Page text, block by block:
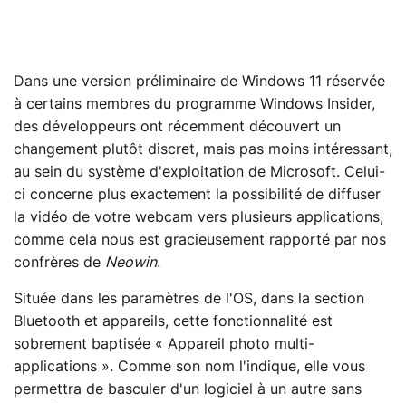
Dans une version préliminaire de Windows 11 réservée
à certains membres du programme Windows Insider,
des développeurs ont récemment découvert un
changement plutôt discret, mais pas moins intéressant,
au sein du système d'exploitation de Microsoft. Celui-
ci concerne plus exactement la possibilité de diffuser
la vidéo de votre webcam vers plusieurs applications,
comme cela nous est gracieusement rapporté par nos
confrères de Neowin.
Située dans les paramètres de l'OS, dans la section
Bluetooth et appareils, cette fonctionnalité est
sobrement baptisée « Appareil photo multi-
applications ». Comme son nom l'indique, elle vous
permettra de basculer d'un logiciel à un autre sans